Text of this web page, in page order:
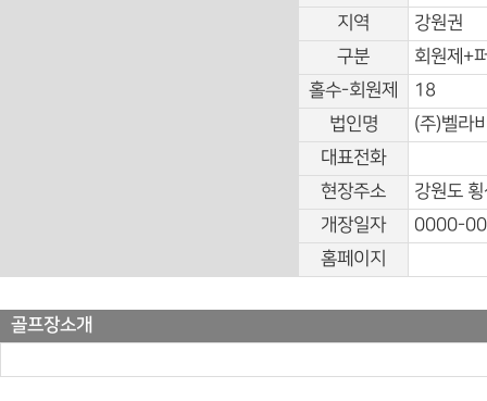
지역
강원권
구분
회원제+
홀수-회원제
18
법인명
(주)벨라
대표전화
현장주소
강원도
개장일자
0000-
홈페이지
골프장소개